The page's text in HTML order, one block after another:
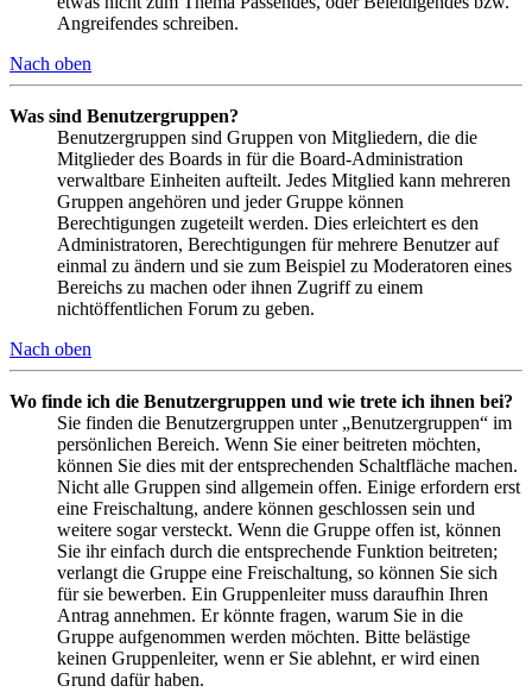
Angreifendes schreiben.
Nach oben
Was sind Benutzergruppen?
Benutzergruppen sind Gruppen von Mitgliedern, die die
Mitglieder des Boards in für die Board-Administration
verwaltbare Einheiten aufteilt. Jedes Mitglied kann mehreren
Gruppen angehören und jeder Gruppe können
Berechtigungen zugeteilt werden. Dies erleichtert es den
Administratoren, Berechtigungen für mehrere Benutzer auf
einmal zu ändern und sie zum Beispiel zu Moderatoren eines
Bereichs zu machen oder ihnen Zugriff zu einem
nichtöffentlichen Forum zu geben.
Nach oben
Wo finde ich die Benutzergruppen und wie trete ich ihnen bei?
Sie finden die Benutzergruppen unter „Benutzergruppen“ im
persönlichen Bereich. Wenn Sie einer beitreten möchten,
können Sie dies mit der entsprechenden Schaltfläche machen.
Nicht alle Gruppen sind allgemein offen. Einige erfordern erst
eine Freischaltung, andere können geschlossen sein und
weitere sogar versteckt. Wenn die Gruppe offen ist, können
Sie ihr einfach durch die entsprechende Funktion beitreten;
verlangt die Gruppe eine Freischaltung, so können Sie sich
für sie bewerben. Ein Gruppenleiter muss daraufhin Ihren
Antrag annehmen. Er könnte fragen, warum Sie in die
Gruppe aufgenommen werden möchten. Bitte belästige
keinen Gruppenleiter, wenn er Sie ablehnt, er wird einen
Grund dafür haben.